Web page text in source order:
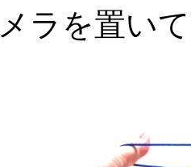
ラを置い